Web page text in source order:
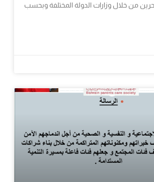
من خلال وزارات الدولة المختلفة وبحسب